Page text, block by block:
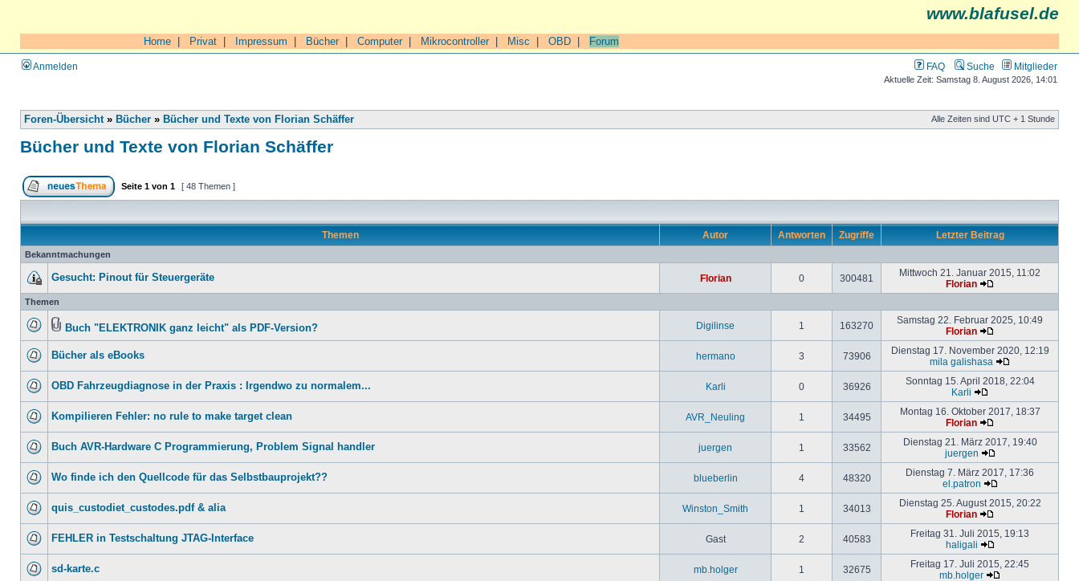
www.blafusel.de
Home Privat Impressum Bücher| Computer| Mikrocontroller| Misc OBD Forum
Anmelden FAQ Suche Mitglieder
Aktuelle Zeit: Samstag 8. August 2026, 14:01
Foren-Übersicht» Bücher » Bücher und Texte von Florian Schäffer Alle Zeiten sind UTC + 1 Stunde
Bücher und Texte von Florian Schäffer
Seite 1 von 1 [ 48 Themen ]
Themen Autor Antworten Zugriffe Letzter Beitrag
Bekanntmachungen
Gesucht: Pinout für Steuergeräte Florian 0 300481
Mittwoch 21. Januar 2015, 11:02
Florian
Themen
Buch "ELEKTRONIK ganz leicht" als PDF-Version? Digilinse 1 163270
Samstag 22. Februar 2025, 10:49
Florian
Bücher als eBooks hermano 3 73906
Dienstag 17. November 2020, 12:19
mila galishasa
OBD Fahrzeugdiagnose in der Praxis : Irgendwo zu normalem... Karli 0 36926
Sonntag 15. April 2018, 22:04
Karli
Kompilieren Fehler: no rule to make target clean AVR_Neuling 1 34495
Montag 16. Oktober 2017, 18:37
Florian
Buch AVR-Hardware C Programmierung, Problem Signal handler juergen 1 33562
Dienstag 21. März 2017, 19:40
juergen
Wo finde ich den Quellcode für das Selbstbauprojekt?? blueberlin 4 48320
Dienstag 7. März 2017, 17:36
el.patron
quis_custodiet_custodes.pdf & alia Winston_Smith 1 34013
Dienstag 25. August 2015, 20:22
Florian
FEHLER in Testschaltung JTAG-Interface Gast 2 40583
Freitag 31. Juli 2015, 19:13
haligali
sd-karte.c mb.holger 1 32675
Freitag 17. Juli 2015, 22:45
mb.holger